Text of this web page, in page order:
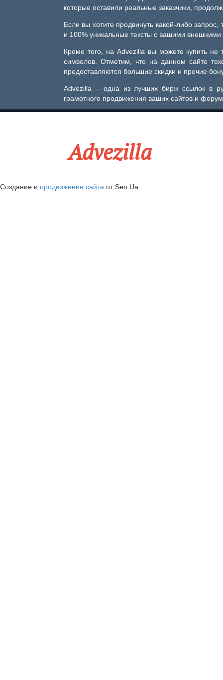
которые оставили реальные заказчики,
Если вы хотите продвинуть какой-либо
и 100% уникальные тексты с вашими
Кроме того, на Advezilla вы можете купить не
символов. Отметим, что на данном сайте
предоставляются большие скидки и прочие
Advezilla – одна из лучших бирж ссылок в
грамотного продвижения ваших сайтов и
Advezilla
Создание и продвижение сайта от Seo.Ua